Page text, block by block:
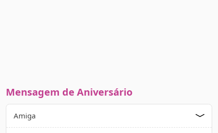
Mensagem de Aniversário
Amiga